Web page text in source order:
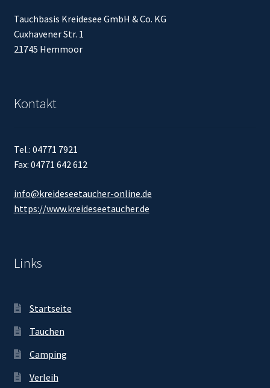
Tauchbasis Kreidesee GmbH & Co. KG
Cuxhavener Str. 1
21745 Hemmoor
Kontakt
Tel.: 04771 7921
Fax: 04771 642 612
info@kreideseetaucher-online.de
https://www.kreideseetaucher.de
Links
Startseite
Tauchen
Camping
Verleih